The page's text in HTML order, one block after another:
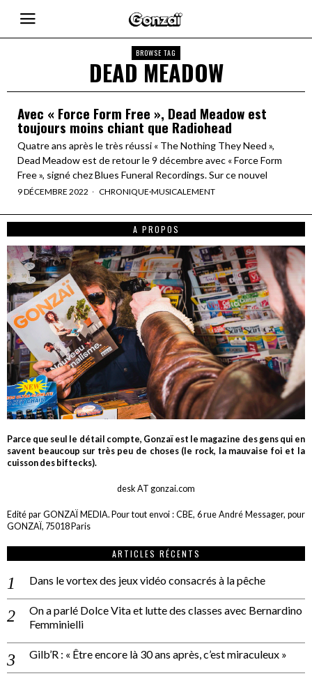
BROWSE TAG
DEAD MEADOW
Avec « Force Form Free », Dead Meadow est
toujours moins chiant que Radiohead
Quatre ans après le très réussi « The Nothing They Need »,
Dead Meadow est de retour le 9 décembre avec « Force Form
Free », signé chez Blues Funeral Recordings. Sur ce nouvel
9 DÉCEMBRE 2022 CHRONIQUE·MUSICALEMENT
A PROPOS
Parce que seul le détail compte, Gonzaï est le magazine des gens qui en
savent beaucoup sur très peu de choses (le rock, la mauvaise foi et la
cuisson des biftecks).
desk AT gonzai.com
Edité par GONZAÏ MEDIA. Pour tout envoi : CBE, 6 rue André Messager, pour
GONZAÏ, 75018 Paris
ARTICLES RÉCENTS
Dans le vortex des jeux vidéo consacrés à la pêche
On a parlé Dolce Vita et lutte des classes avec Bernardino
Femminielli
Gilb’R : « Être encore là 30 ans après, c’est miraculeux »